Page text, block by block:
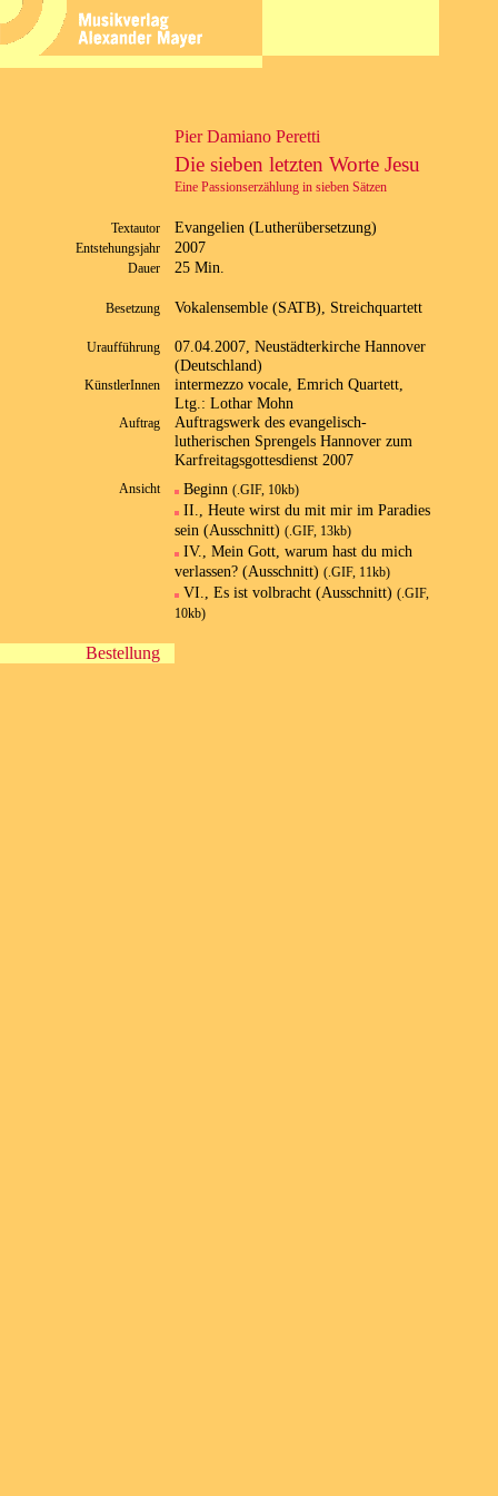
Pier Damiano Peretti
Die sieben letzten Worte Jesu
Eine Passionserzählung in sieben Sätzen
Textautor Evangelien (Lutherübersetzung)
Entstehungsjahr 2007
Dauer 25 Min.
Besetzung Vokalensemble (SATB), Streichquartett
Uraufführung
07.04.2007, Neustädterkirche Hannover
(Deutschland)
KünstlerInnen
intermezzo vocale, Emrich Quartett,
Ltg.: Lothar Mohn
Auftrag
Auftragswerk des evangelisch-
lutherischen Sprengels Hannover zum
Karfreitagsgottesdienst 2007
Ansicht Beginn (.GIF, 10kb)
II., Heute wirst du mit mir im Paradies
sein (Ausschnitt) (.GIF, 13kb)
IV., Mein Gott, warum hast du mich
verlassen? (Ausschnitt) (.GIF, 11kb)
VI., Es ist volbracht (Ausschnitt) (.GIF,
10kb)
Bestellung